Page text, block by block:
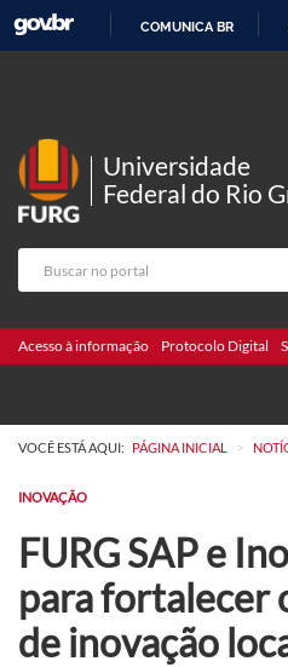
COMUNICA BR
Universidade
Federal do Rio
Acesso à informação Protocolo Digital
VOCÊ ESTÁ AQUI: PÁGINA INICIAL >
INOVAÇÃO
FURG SAP e
para fortalecer
de inovação